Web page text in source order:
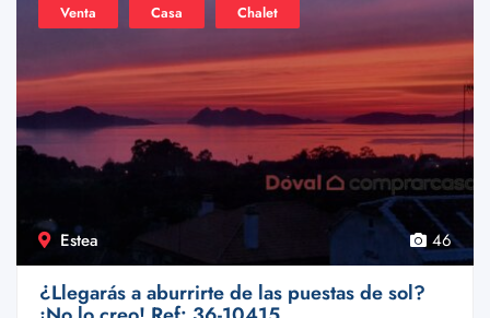
Estea
Venta Casa Chalet
46
¿Llegarás a aburrirte de las puestas de sol?